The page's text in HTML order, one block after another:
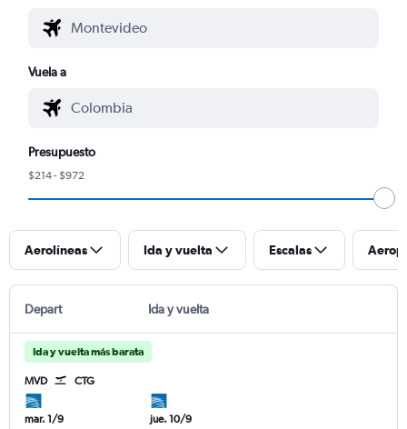
Vuela a
Presupuesto
$214 - $972
Aerolíneas Ida y vuelta Escalas
Depart Ida y vuelta
Ida y vuelta más barata
MVD CTG
mar. 1/9
jue. 10/9